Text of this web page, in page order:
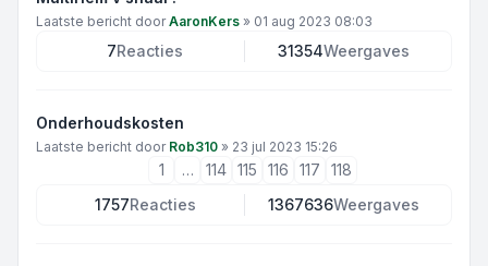
Laatste bericht doorAaronKers » 01 aug 2023 08:03
7Reacties 31354Weergaves
Onderhoudskosten
Laatste bericht door Rob310 » 23 jul 2023 15:26
1 … 114 115 116 117
118
1757Reacties 1367636Weergaves